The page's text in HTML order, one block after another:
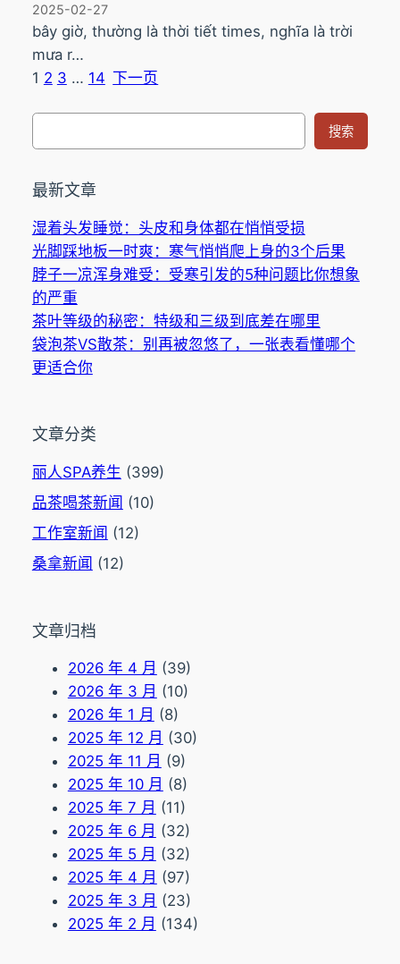
2025-02-27
bây giờ, thường là thời tiết times, nghĩa là trời
mưa r…
1 2 3 … 14 下一页
搜
搜索
最新文章
湿着头发睡觉：头皮和身体都在悄悄受损
光脚踩地板一时爽：寒气悄悄爬上身的3个后果
脖子一凉浑身难受：受寒引发的5种问题比你想象
的严重
茶叶等级的秘密：特级和三级到底差在哪里
袋泡茶VS散茶：别再被忽悠了，一张表看懂哪个
更适合你
文章分类
丽人SPA养生 (399)
品茶喝茶新闻 (10)
工作室新闻 (12)
桑拿新闻 (12)
文章归档
2026 年 4 月 (39)
2026 年 3 月 (10)
2026 年 1 月 (8)
2025 年 12 月 (30)
2025 年 11 月 (9)
2025 年 10 月 (8)
2025 年 7 月 (11)
2025 年 6 月 (32)
2025 年 5 月 (32)
2025 年 4 月 (97)
2025 年 3 月 (23)
2025 年 2 月 (134)